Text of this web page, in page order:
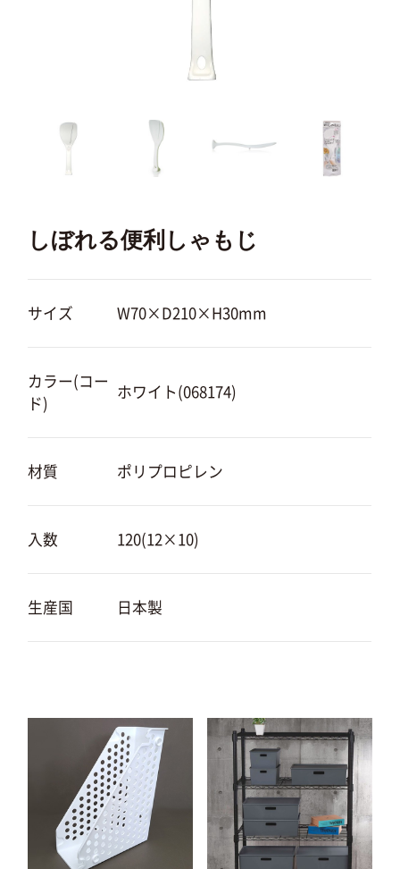
しぼれる便利しゃもじ
サイズ W70×D210×H30mm
カラー(コー
ド)
ホワイト(068174)
材質 ポリプロピレン
入数 120(12×10)
生産国 日本製